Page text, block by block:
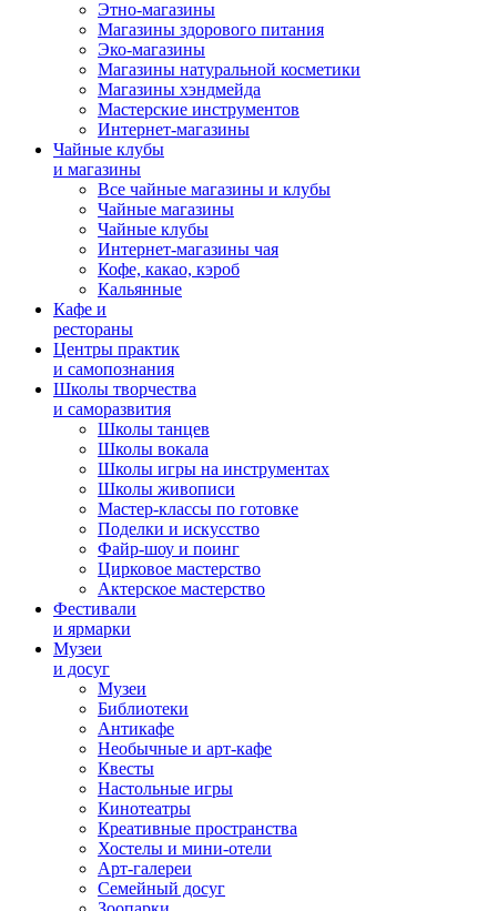
Этно-магазины
Магазины здорового питания
Эко-магазины
Магазины натуральной косметики
Магазины хэндмейда
Мастерские инструментов
Интернет-магазины
Чайные клубы
и магазины
Все чайные магазины и клубы
Чайные магазины
Чайные клубы
Интернет-магазины чая
Кофе, какао, кэроб
Кальянные
Кафе и
рестораны
Центры практик
и самопознания
Школы творчества
и саморазвития
Школы танцев
Школы вокала
Школы игры на инструментах
Школы живописи
Мастер-классы по готовке
Поделки и искусство
Файр-шоу и поинг
Цирковое мастерство
Актерское мастерство
Фестивали
и ярмарки
Музеи
и досуг
Музеи
Библиотеки
Антикафе
Необычные и арт-кафе
Квесты
Настольные игры
Кинотеатры
Креативные пространства
Хостелы и мини-отели
Арт-галереи
Семейный досуг